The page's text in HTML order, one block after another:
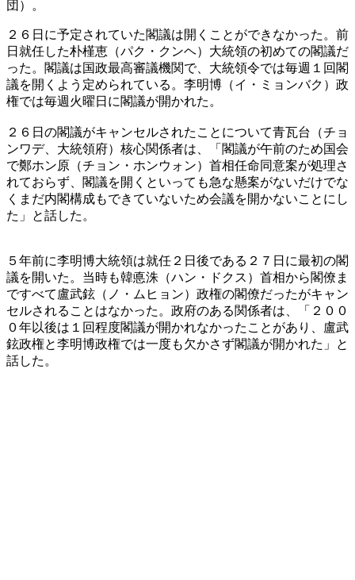
団）。
２６日に予定されていた閣議は開くことができなかった。前
日就任した朴槿恵（パク・クンヘ）大統領の初めての閣議だ
った。閣議は国政最高審議機関で、大統領令では毎週１回閣
議を開くよう定められている。李明博（イ・ミョンバク）政
権では毎週火曜日に閣議が開かれた。
２６日の閣議がキャンセルされたことについて青瓦台（チョ
ンワデ、大統領府）核心関係者は、「閣議が午前のため国会
で鄭ホン原（チョン・ホンウォン）首相任命同意案が処理さ
れておらず、閣議を開くといっても急な懸案がないだけでな
くまだ内閣構成もできていないため会議を開かないことにし
た」と話した。
５年前に李明博大統領は就任２日後である２７日に最初の閣
議を開いた。当時も韓悳洙（ハン・ドクス）首相から閣僚ま
ですべて盧武鉉（ノ・ムヒョン）政権の閣僚だったがキャン
セルされることはなかった。政府のある関係者は、「２００
０年以後は１回程度閣議が開かれなかったことがあり、盧武
鉉政権と李明博政権では一度も欠かさず閣議が開かれた」と
話した。